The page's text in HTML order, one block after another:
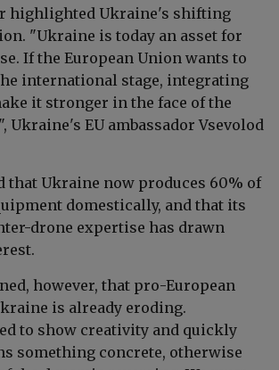
highlighted Ukraine's shifting
"Ukraine is today an asset for
If the European Union wants to
international stage, integrating
it stronger in the face of the
Ukraine's EU ambassador Vsevolod
that Ukraine now produces 60% of
domestically, and that its
drone expertise has drawn
however, that pro-European
is already eroding.
to show creativity and quickly
something concrete, otherwise